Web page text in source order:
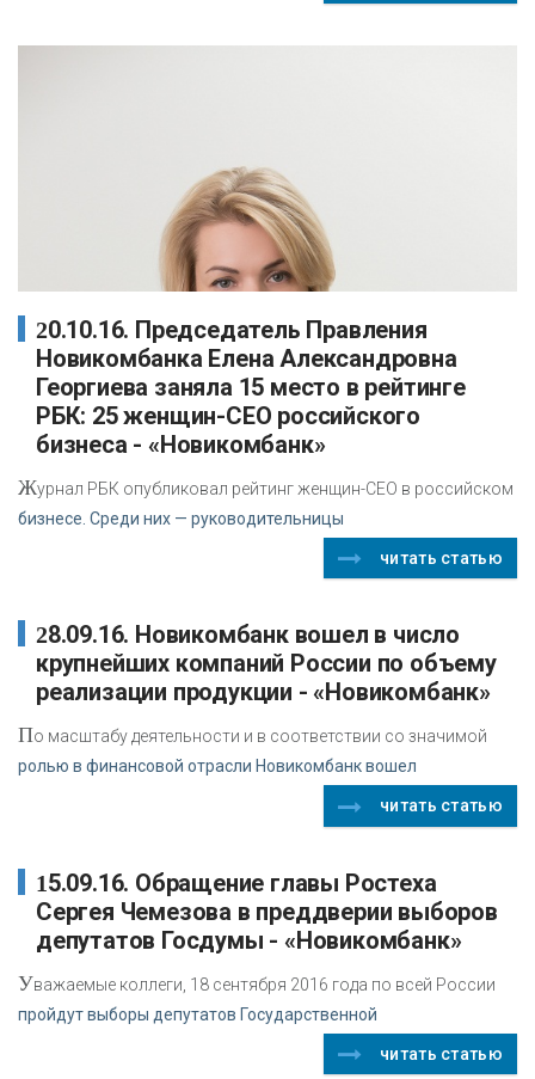
20.10.16. Председатель Правления
Новикомбанка Елена Александровна
Георгиева заняла 15 место в рейтинге
РБК: 25 женщин-СЕО российского
бизнеса - «Новикомбанк»
Журнал РБК опубликовал рейтинг женщин-СЕО в российском
бизнесе. Среди них — руководительницы
читать статью
28.09.16. Новикомбанк вошел в число
крупнейших компаний России по объему
реализации продукции - «Новикомбанк»
По масштабу деятельности и в соответствии со значимой
ролью в финансовой отрасли Новикомбанк вошел
читать статью
15.09.16. Обращение главы Ростеха
Сергея Чемезова в преддверии выборов
депутатов Госдумы - «Новикомбанк»
Уважаемые коллеги, 18 сентября 2016 года по всей России
пройдут выборы депутатов Государственной
читать статью